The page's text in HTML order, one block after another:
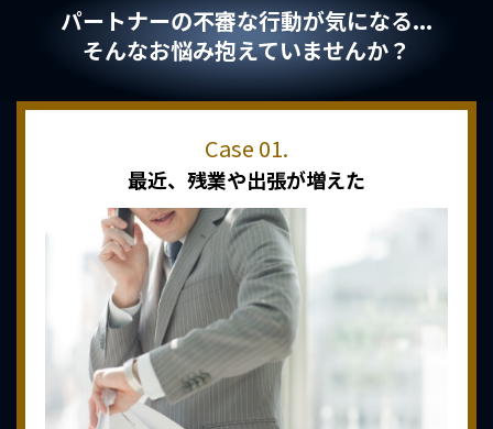
パートナーの不審な行動が気になる...
そんなお悩み抱えていませんか？
最近、 残業や出張が増えた